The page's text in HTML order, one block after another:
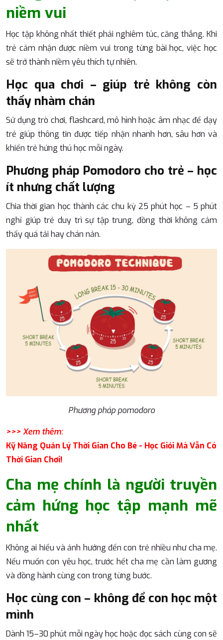
niềm vui
Học tập không nhất thiết phải nghiêm túc, căng thẳng. Khi
trẻ cảm nhận được niềm vui trong từng bài học, việc học
sẽ trở thành niềm yêu thích tự nhiên.
Học qua chơi – giúp trẻ không còn
thấy nhàm chán
Sử dụng trò chơi, flashcard, mô hình hoặc âm nhạc để dạy
trẻ giúp thông tin được tiếp nhận nhanh hơn, sâu hơn và
khiến trẻ hứng thú học mỗi ngày.
Phương pháp Pomodoro cho trẻ – học
ít nhưng chất lượng
Chia thời gian học thành các chu kỳ 25 phút học – 5 phút
nghỉ giúp trẻ duy trì sự tập trung, đồng thời không cảm
thấy quá tải hay chán nản.
Phương pháp pomodoro
>>> Xem thêm:
Kỹ Năng Quản Lý Thời Gian Cho Bé - Học Giỏi Mà Vẫn Có
Thời Gian Chơi!
Cha mẹ chính là người truyền
cảm hứng học tập mạnh mẽ
nhất
Không ai hiểu và ảnh hưởng đến con trẻ nhiều như cha mẹ.
Nếu muốn con yêu học, trước hết cha mẹ cần làm gương
và đồng hành cùng con trong từng bước.
Học cùng con – không để con học một
mình
Dành 15–30 phút mỗi ngày học hoặc đọc sách cùng con sẽ